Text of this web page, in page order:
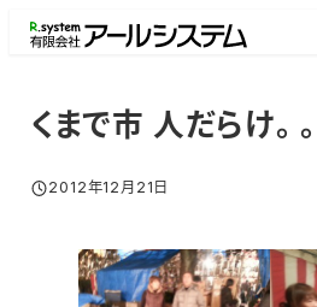
くまで市 人だらけ。。
投稿日
2012年12月21日